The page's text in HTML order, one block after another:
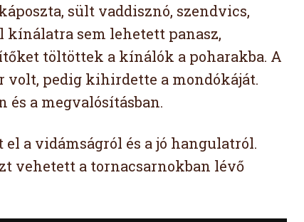
sült vaddisznó, szendvics,
kínálatra sem lehetett panasz,
töltöttek a kínálók a poharakba. A
volt, pedig kihirdette a mondókáját.
a megvalósításban.
a vidámságról és a jó hangulatról.
vehetett a tornacsarnokban lévő